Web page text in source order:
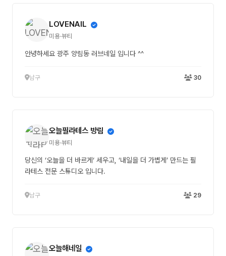
LOVENAIL
미용·뷰티
안녕하세요 광주 양림동 러브네일 입니다 ^^
남구 30
오늘필라테스 방림
미용·뷰티
당신의 ‘오늘을 더 바르게‘ 세우고, ‘내일을 더 가볍게’ 만드는 필
라테스 전문 스튜디오 입니다.
남구 29
오늘해네일